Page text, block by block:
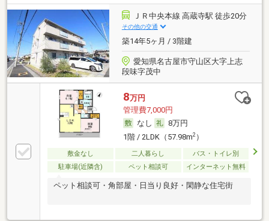
ＪＲ中央本線 高蔵寺駅 徒歩20分
その他の交通
築14年5ヶ月 / 3階建
愛知県名古屋市守山区大字上志
段味字茂中
8万円
管理費7,000円
なし
8万円
1階 / 2LDK（57.98m2）
敷金なし 二人暮らし
バス・トイレ別
駐車場(近隣含)
ペット相談可 インターネット無料
ペット相談可・角部屋・日当り良好・閑静な住宅街